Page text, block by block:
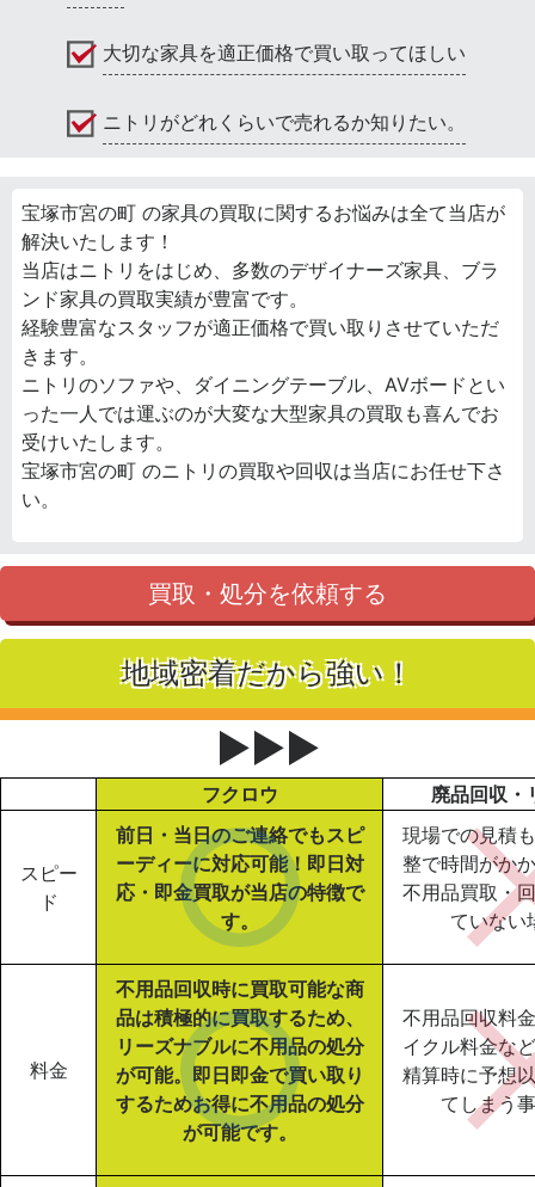
大切な家具を適正価格で買い取ってほしい
ニトリがどれくらいで売れるか知りたい。
宝塚市宮の町 の家具の買取に関するお悩みは全て当店が
解決いたします！
当店はニトリをはじめ、多数のデザイナーズ家具、ブラ
ンド家具の買取実績が豊富です。
経験豊富なスタッフが適正価格で買い取りさせていただ
きます。
ニトリのソファや、ダイニングテーブル、AVボードとい
った一人では運ぶのが大変な大型家具の買取も喜んでお
受けいたします。
宝塚市宮の町 のニトリの買取や回収は当店にお任せ下さ
い。
買取・処分を依頼する
地域密着だから強い！
▶▶▶
フクロウ 廃品回収・
スピー
ド
前日・当日のご連絡でもスピ
ーディーに対応可能！即日対
応・即金買取が当店の特徴で
す。
現場での見積
整で時間がか
不用品買取・
ていない
料金
不用品回収時に買取可能な商
品は積極的に買取するため、
リーズナブルに不用品の処分
が可能。即日即金で買い取り
するためお得に不用品の処分
が可能です。
不用品回収料
イクル料金な
精算時に予想
てしまう